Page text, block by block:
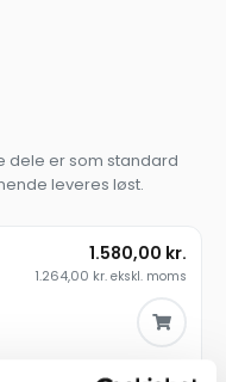
dele er som standard
leveres løst.
1.580,00 kr.
1.264,00 kr. ekskl. moms